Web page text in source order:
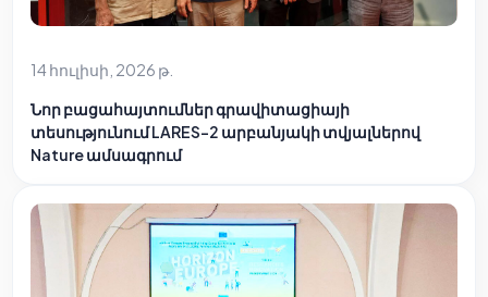
14 հուլիսի, 2026 թ.
Նոր բացահայտումներ գրավիտացիայի
տեսությունում LARES-2 արբանյակի տվյալներով
Nature ամսագրում